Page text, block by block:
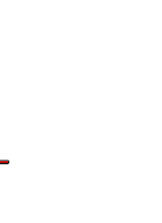
Поиск